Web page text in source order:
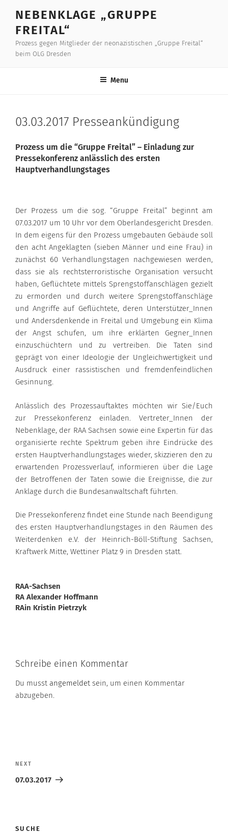
content
NEBENKLAGE „GRUPPE
FREITAL“
Prozess gegen Mitglieder der neonazistischen „Gruppe Freital“
beim OLG Dresden
Menu
03.03.2017 Presseankündigung
Prozess um die “Gruppe Freital” – Einladung zur
Pressekonferenz anlässlich des ersten
Hauptverhandlungstages
Der Prozess um die sog. “Gruppe Freital” beginnt am
07.03.2017 um 10 Uhr vor dem Oberlandesgericht Dresden.
In dem eigens für den Prozess umgebauten Gebäude soll
den acht Angeklagten (sieben Männer und eine Frau) in
zunächst 60 Verhandlungstagen nachgewiesen werden,
dass sie als rechtsterroristische Organisation versucht
haben, Geflüchtete mittels Sprengstoffanschlägen gezielt
zu ermorden und durch weitere Sprengstoffanschläge
und Angriffe auf Geflüchtete, deren Unterstützer_Innen
und Andersdenkende in Freital und Umgebung ein Klima
der Angst schufen, um ihre erklärten Gegner_Innen
einzuschüchtern und zu vertreiben. Die Taten sind
geprägt von einer Ideologie der Ungleichwertigkeit und
Ausdruck einer rassistischen und fremdenfeindlichen
Gesinnung.
Anlässlich des Prozessauftaktes möchten wir Sie/Euch
zur Pressekonferenz einladen. Vertreter_Innen der
Nebenklage, der RAA Sachsen sowie eine Expertin für das
organisierte rechte Spektrum geben ihre Eindrücke des
ersten Hauptverhandlungstages wieder, skizzieren den zu
erwartenden Prozessverlauf, informieren über die Lage
der Betroffenen der Taten sowie die Ereignisse, die zur
Anklage durch die Bundesanwaltschaft führten.
Die Pressekonferenz findet eine Stunde nach Beendigung
des ersten Hauptverhandlungstages in den Räumen des
Weiterdenken e.V. der Heinrich-Böll-Stiftung Sachsen,
Kraftwerk Mitte, Wettiner Platz 9 in Dresden statt.
RAA-Sachsen
RA Alexander Hoffmann
RAin Kristin Pietrzyk
Schreibe einen Kommentar
Du musst angemeldet sein, um einen Kommentar
abzugeben.
Next
Post
NEXT
07.03.2017
SUCHE